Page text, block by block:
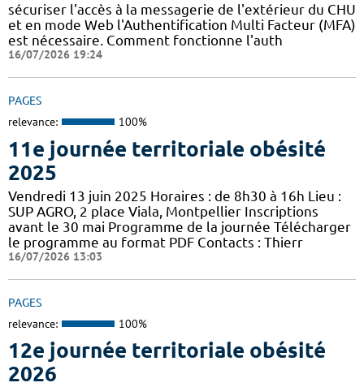
sécuriser l'accès à la messagerie de l'extérieur du CHU
et en mode Web l'Authentification Multi Facteur (MFA)
est nécessaire. Comment fonctionne l'auth
16/07/2026 19:24
PAGES
relevance: 100%
11e journée territoriale obésité
2025
Vendredi 13 juin 2025 Horaires : de 8h30 à 16h Lieu :
SUP AGRO, 2 place Viala, Montpellier Inscriptions
avant le 30 mai Programme de la journée Télécharger
le programme au format PDF Contacts : Thierr
16/07/2026 13:03
PAGES
relevance: 100%
12e journée territoriale obésité
2026